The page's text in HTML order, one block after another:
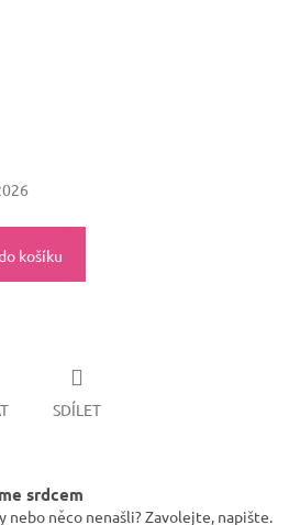
košíku
SDÍLET
srdcem
nebo něco nenašli? Zavolejte, napište.